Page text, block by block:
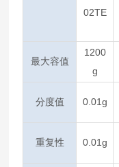
02TE
最大容值
1200
g
分度值 0.01g
重复性 0.01g